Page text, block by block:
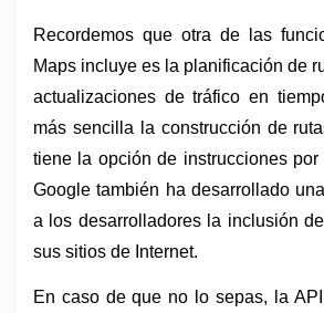
Recordemos que otra de las
Maps incluye es la planificación de
actualizaciones de tráfico en
más sencilla la construcción de
tiene la opción de instrucciones
Google también ha desarrollado
a los desarrolladores la inclusión
sus sitios de Internet.
En caso de que no lo sepas, la